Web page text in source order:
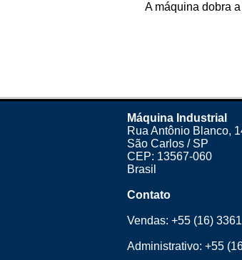
A máquina dobra
Máquina Industrial
Rua Antônio Blanco,
São Carlos / SP
CEP: 13567-060
Brasil
Contato
Vendas: +55 (16)
Administrativo: +55